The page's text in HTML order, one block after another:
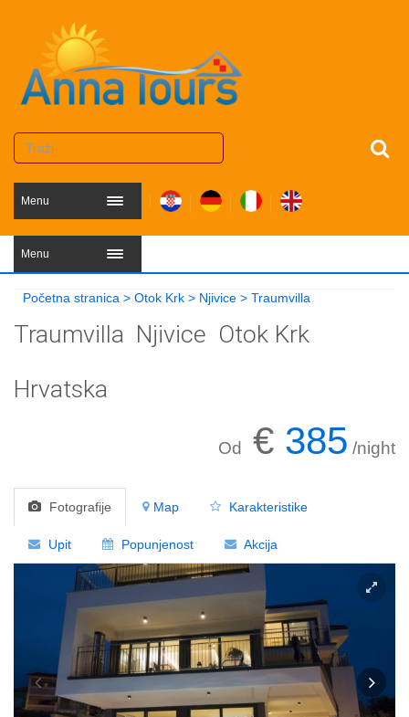
Menu
Menu
Početna stranica > Otok Krk > Njivice > Traumvilla
Traumvilla Njivice Otok Krk
Hrvatska
Od € 385 /night
Fotografije Map Karakteristike
Upit Popunjenost Akcija